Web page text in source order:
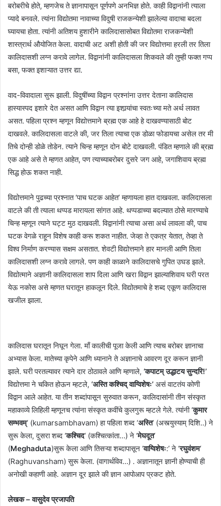
बरोबरीचे होते, म्हणजेच ते ज्ञानापासून पूर्णपणे अनभिज्ञ होते. काही विद्वानांनी त्याला
प्यादे बनवले. त्यांना विद्योतमा नावाच्या विदुषी राजकन्येशी झालेल्या वादाचा बदला
घ्यायचा होता. त्यांनी अतिशय हुशारीने कालिदासासोबत विद्योतमा राजकन्येशी
शास्त्रार्थ औयोजित केला. वादाची अट अशी होती की जर विद्योत्तमा हरली तर तिला
कालिदासशी लग्न करावे लागेल. विद्वानांनी कालिदासला शिकवले की तुम्ही फक्त गप्प
बसा, फक्त इशाऱ्यात उत्तर द्या.
वाद-विवादाला सुरू झाली. विदुषींच्या विद्वान प्रश्नांना उत्तर देताना कालिदास
हास्यास्पद इशारे देत असत आणि विद्वान त्या इशार्‍यांचा स्वतःच्या मते अर्थ लावत
असत. पहिला प्रश्न म्हणून विद्योत्तमाने ब्रह्म एक आहे हे दाखवण्यासाठी बोट
दाखवले. कालिदासला वाटले की, जर तिला त्याचा एक डोळा फोडायचा असेल तर मी
तिचे दोन्ही डोळे तोडेन. त्याने चिन्ह म्हणून दोन बोटे दाखवली. पंडित म्हणाले की ब्रह्म
एक आहे असे ते म्हणत आहेत, पण त्याच्याबरोबर दुसरे जग आहे, जगाशिवाय ब्रह्म
सिद्ध होऊ शकत नाही.
विद्योत्तमाने पुढच्या प्रश्नात ‘पाच घटक आहेत’ म्हणायला हात दाखवला. कालिदासला
वाटले की ती त्याला थप्पड मारायला सांगत आहे. थप्पडाच्या बदल्यात ठोसे मारण्याचे
चिन्ह म्हणून त्याने घट्ट मुठ दाखवली. विद्वानांनी त्याचा असा अर्थ लावला की, पाच
घटक वेगळे राहून विशेष काही करू शकत नाहीत. जेव्हा ते एकत्र येतात, तेव्हा ते
विश्व निर्माण करण्यास सक्षम असतात. शेवटी विद्योत्तमाने हार मानली आणि तिला
कालिदासशी लग्न करावे लागले. पण काही काळाने कालिदासचे गुपित उघड झाले.
विद्योत्माने अज्ञानी कालिदासला शाप दिला आणि खरा विद्वान झाल्याशिवाय घरी परत
येऊ नकोस असे म्हणत घरातून हाकलून दिले. विद्योतमाचे हे शब्द एकूण कालिदास
खजील झाला.
कालिदास घरातून निघून गेला. माँ कालीची पूजा केली आणि त्याच बरोबर ज्ञानाचा
अभ्यास केला. मातेच्या कृपेने आणि ध्यानाने ते अज्ञानाचे आवरण दूर करून ज्ञानी
झाले. घरी परतल्यावर त्याने दार ठोठावले आणि म्हणाले, ‘कपाटम् उद्धाटय सुन्दरि!’
विद्योत्तमा ने चकित होऊन म्हटले, ‘अस्ति कश्चिद् वाग्विशेषः’ असं वाटतंय कोणी
विद्वान आले आहेत. या तीन शब्दांपासून सुरुवात करून, कालिदासांनी तीन संस्कृत
महाकाव्ये लिहिली म्हणूनच त्यांना संस्कृत कवींचे कुलगुरू म्हटले गेले. त्यांनी ‘कुमार
सम्भवम्‘ (kumarsambhavam) हा पहिला शब्द ‘अस्ति‘ (अस्त्युस्याम् दिशि..) ने
सुरू केला, दुसरा शब्द ‘कश्चिद‘ (कश्चित्कांता…) ने ‘मेघदूत‘
(Meghaduta)सुरू केला आणि तिसऱ्या शब्दापासून ‘वाग्विशेषः:’ ने ‘रघुवंशम‘
(Raghuvansham) सुरू केला. (वागार्थविव…) . अज्ञानातून ज्ञानी होण्याची ही
अनोखी कहाणी आहे. अज्ञान दूर झाले की ज्ञान आपोआप प्रकट होते.
लेखक – वासुदेव प्रजापति